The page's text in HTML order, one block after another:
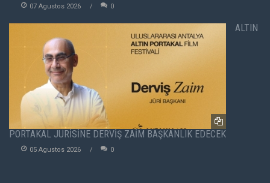
07 Agustos 2026 0
ALTIN
PORTAKAL JÜRİSİNE DERVİŞ ZAİM BAŞKANLIK EDECEK
05 Agustos 2026 0